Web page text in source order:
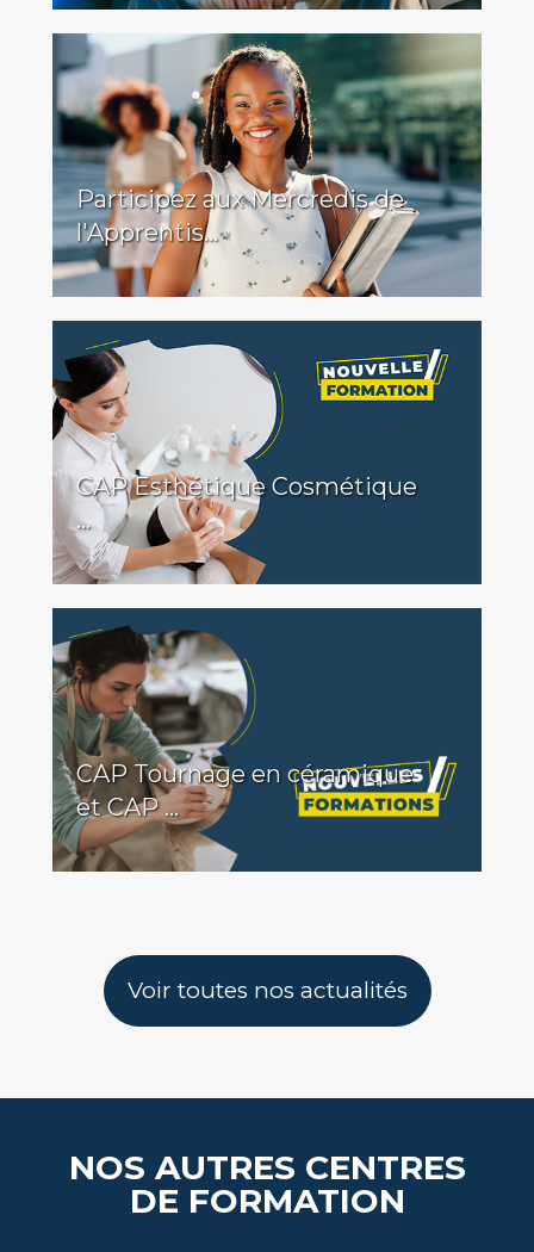
Participez aux Mercredis de
l'Apprentis...
CAP Esthétique Cosmétique
...
CAP Tournage en céramique
et CAP ...
Voir toutes nos actualités
NOS AUTRES CENTRES
DE FORMATION